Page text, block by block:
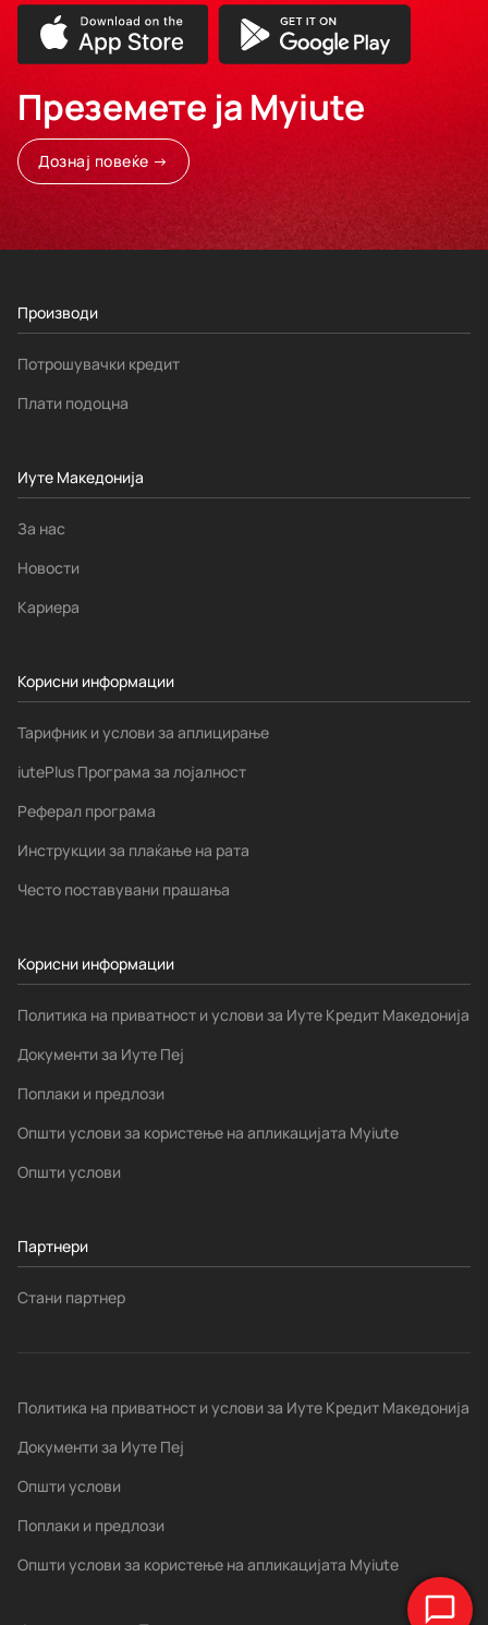
Преземете ја Myiute
Дознај повеќе →
Производи
Потрошувачки кредит
Плати подоцна
Иуте Македонија
За нас
Новости
Кариера
Корисни информации
Тарифник и услови за аплицирање
iutePlus Програма за лојалност
Реферал програма
Инструкции за плаќање на рата
Често поставувани прашања
Корисни информации
Политика на приватност и услови за Иуте Кредит Македонија
Документи за Иуте Пеј
Поплаки и предлози
Општи услови за користење на апликацијата Myiute
Општи услови
Партнери
Стани партнер
Политика на приватност и услови за Иуте Кредит Македонија
Документи за Иуте Пеј
Општи услови
Поплаки и предлози
Општи услови за користење на апликацијата Myiute